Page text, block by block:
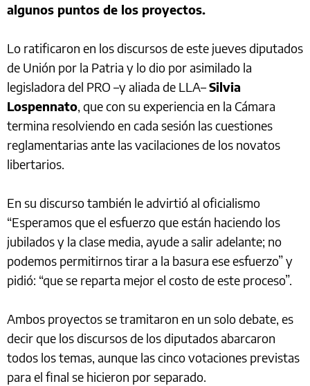
algunos puntos de los proyectos.
Lo ratificaron en los discursos de este jueves diputados
de Unión por la Patria y lo dio por asimilado la
legisladora del PRO –y aliada de LLA–Silvia
Lospennato, que con su experiencia en la Cámara
termina resolviendo en cada sesión las cuestiones
reglamentarias ante las vacilaciones de los novatos
libertarios.
En su discurso también le advirtió al oficialismo
“Esperamos que el esfuerzo que están haciendo los
jubilados y la clase media, ayude a salir adelante; no
podemos permitirnos tirar a la basura ese esfuerzo” y
pidió: “que se reparta mejor el costo de este proceso”.
Ambos proyectos se tramitaron en un solo debate, es
decir que los discursos de los diputados abarcaron
todos los temas, aunque las cinco votaciones previstas
para el final se hicieron por separado.